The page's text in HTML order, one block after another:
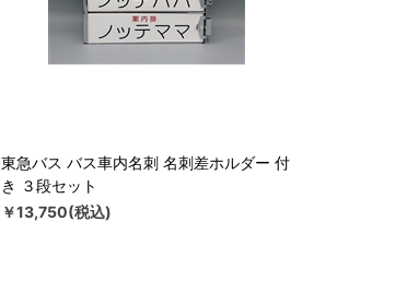
東急バス バス車内名刺 名刺差ホルダー 付
き ３段セット
￥13,750(税込)